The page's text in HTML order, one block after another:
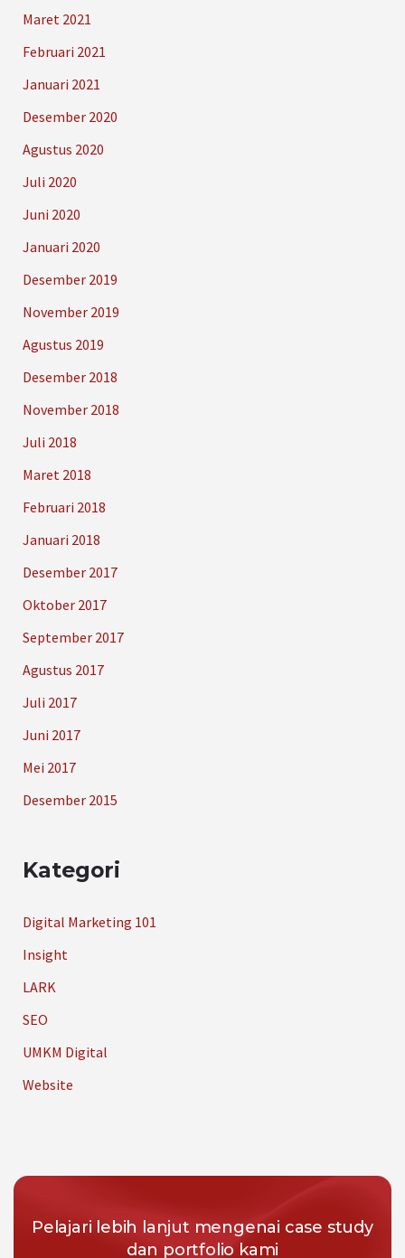
Maret 2021
Februari 2021
Januari 2021
Desember 2020
Agustus 2020
Juli 2020
Juni 2020
Januari 2020
Desember 2019
November 2019
Agustus 2019
Desember 2018
November 2018
Juli 2018
Maret 2018
Februari 2018
Januari 2018
Desember 2017
Oktober 2017
September 2017
Agustus 2017
Juli 2017
Juni 2017
Mei 2017
Desember 2015
Kategori
Digital Marketing 101
Insight
LARK
SEO
UMKM Digital
Website
Pelajari lebih lanjut mengenai case study
dan portfolio kami